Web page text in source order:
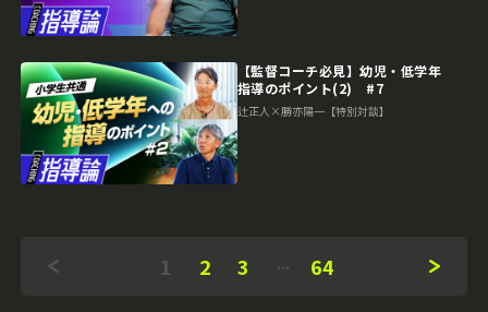
【監督コーチ必見】幼児・低学年
指導のポイント(2) #7
辻正人×勝亦陽一【特別対談】
1 2 3 64